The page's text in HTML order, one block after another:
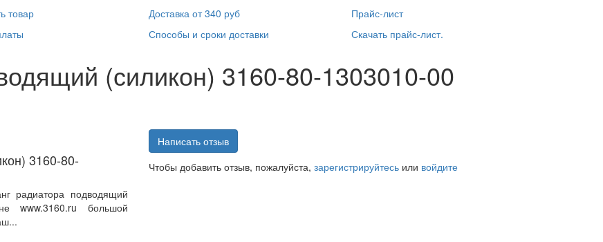
товар
Доставка от 340 руб
Способы и сроки доставки
Прайс-лист
Скачать прайс-лист.
(силикон) 3160-80-1303010-00
3160-80-
радиатора подводящий
www.3160.ru большой
Написать отзыв
Чтобы добавить отзыв, пожалуйста, зарегистрируйтесь или войдите